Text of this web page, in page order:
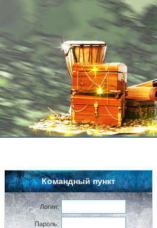
Командный пункт
Логин:
Пароль: